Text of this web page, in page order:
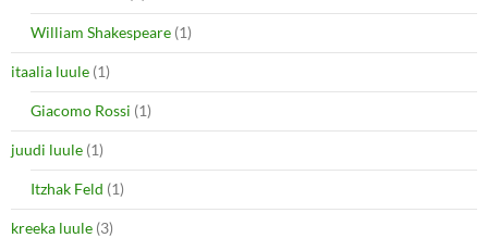
William Shakespeare (1)
itaalia luule (1)
Giacomo Rossi (1)
juudi luule (1)
Itzhak Feld (1)
kreeka luule (3)